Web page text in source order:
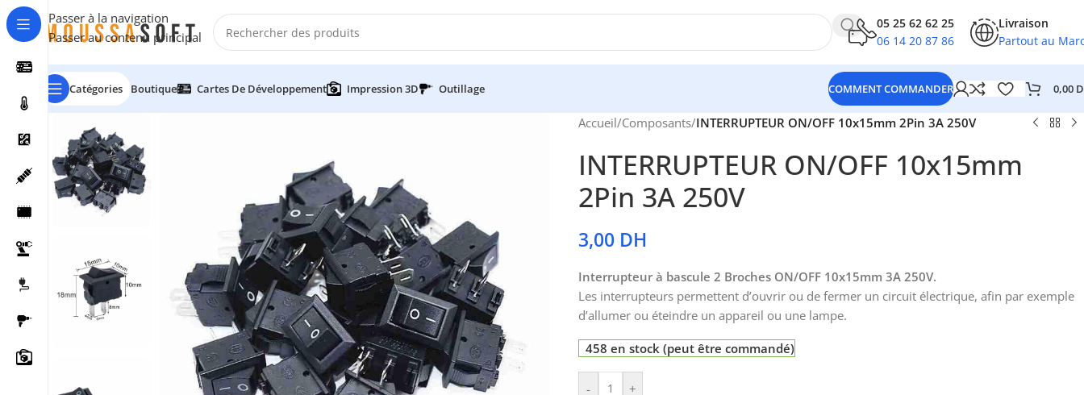
Passer à la navigation
Passer au contenu principal
05 25 62 62 25
06 14 20 87 86
Livraison
Partout au
Catégories Boutique Cartes De Développement Impression 3D Outillage COMMENT COMMANDER 0,00
Accueil/Composants/INTERRUPTEUR ON/OFF 10x15mm 2Pin 3A 250V
INTERRUPTEUR ON/OFF 10x15mm
2Pin 3A 250V
3,00 DH
Interrupteur à bascule 2 Broches ON/OFF 10x15mm 3A 250V.
Les interrupteurs permettent d’ouvrir ou de fermer un circuit électrique, afin par exemple
d’allumer ou éteindre un appareil ou une lampe.
458 en stock (peut être commandé)
- +